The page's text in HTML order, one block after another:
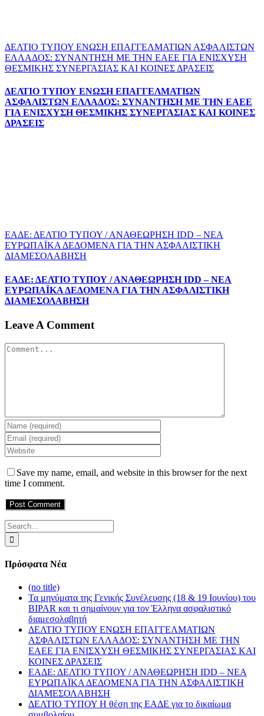
ΔΕΛΤΙΟ ΤΥΠΟΥ ΕΝΩΣΗ ΕΠΑΓΓΕΛΜΑΤΙΩΝ ΑΣΦΑΛΙΣΤΩΝ
ΕΛΛΑΔΟΣ: ΣΥΝΑΝΤΗΣΗ ΜΕ ΤΗΝ ΕΑΕΕ ΓΙΑ ΕΝΙΣΧΥΣΗ
ΘΕΣΜΙΚΗΣ ΣΥΝΕΡΓΑΣΙΑΣ ΚΑΙ ΚΟΙΝΕΣ ΔΡΑΣΕΙΣ
ΔΕΛΤΙΟ ΤΥΠΟΥ ΕΝΩΣΗ ΕΠΑΓΓΕΛΜΑΤΙΩΝ
ΑΣΦΑΛΙΣΤΩΝ ΕΛΛΑΔΟΣ: ΣΥΝΑΝΤΗΣΗ ΜΕ ΤΗΝ ΕΑΕΕ
ΓΙΑ ΕΝΙΣΧΥΣΗ ΘΕΣΜΙΚΗΣ ΣΥΝΕΡΓΑΣΙΑΣ ΚΑΙ ΚΟΙΝΕΣ
ΔΡΑΣΕΙΣ
EΑΔΕ: ΔΕΛΤΙΟ ΤΥΠΟΥ / ΑΝΑΘΕΩΡΗΣΗ IDD – ΝΕΑ
ΕΥΡΩΠΑΪΚΑ ΔΕΔΟΜΕΝΑ ΓΙΑ ΤΗΝ ΑΣΦΑΛΙΣΤΙΚΗ
ΔΙΑΜΕΣΟΛΑΒΗΣΗ
EΑΔΕ: ΔΕΛΤΙΟ ΤΥΠΟΥ / ΑΝΑΘΕΩΡΗΣΗ IDD – ΝΕΑ
ΕΥΡΩΠΑΪΚΑ ΔΕΔΟΜΕΝΑ ΓΙΑ ΤΗΝ ΑΣΦΑΛΙΣΤΙΚΗ
ΔΙΑΜΕΣΟΛΑΒΗΣΗ
Leave A Comment
Comment
Save my name, email, and website in this browser for the next
time I comment.
Search
for:
Πρόσφατα Νέα
(no title)
Τα μηνύματα της Γενικής Συνέλευσης (18 & 19 Ιουνίου) του
BIPAR και τι σημαίνουν για τον Έλληνα ασφαλιστικό
διαμεσολαβητή
ΔΕΛΤΙΟ ΤΥΠΟΥ ΕΝΩΣΗ ΕΠΑΓΓΕΛΜΑΤΙΩΝ
ΑΣΦΑΛΙΣΤΩΝ ΕΛΛΑΔΟΣ: ΣΥΝΑΝΤΗΣΗ ΜΕ ΤΗΝ
ΕΑΕΕ ΓΙΑ ΕΝΙΣΧΥΣΗ ΘΕΣΜΙΚΗΣ ΣΥΝΕΡΓΑΣΙΑΣ ΚΑΙ
ΚΟΙΝΕΣ ΔΡΑΣΕΙΣ
EΑΔΕ: ΔΕΛΤΙΟ ΤΥΠΟΥ / ΑΝΑΘΕΩΡΗΣΗ IDD – ΝΕΑ
ΕΥΡΩΠΑΪΚΑ ΔΕΔΟΜΕΝΑ ΓΙΑ ΤΗΝ ΑΣΦΑΛΙΣΤΙΚΗ
ΔΙΑΜΕΣΟΛΑΒΗΣΗ
ΔΕΛΤΙΟ ΤΥΠΟΥ Η θέση της ΕΑΔΕ για το δικαίωμα